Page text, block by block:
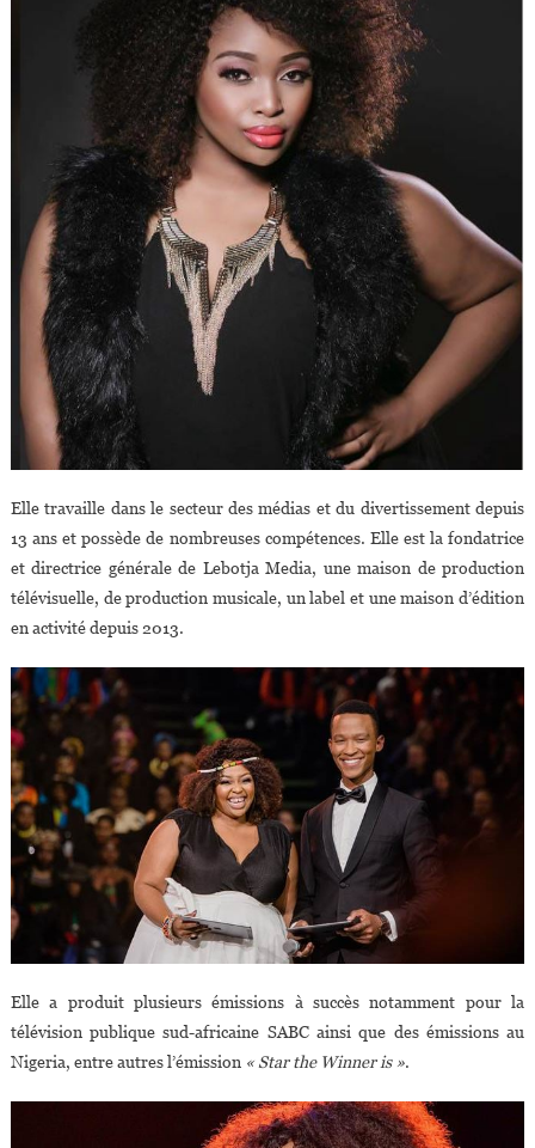
Elle travaille dans le secteur des médias et du divertissement depuis
13 ans et possède de nombreuses compétences. Elle est la fondatrice
et directrice générale de Lebotja Media, une maison de production
télévisuelle, de production musicale, un label et une maison d’édition
en activité depuis 2013.
Elle a produit plusieurs émissions à succès notamment pour la
télévision publique sud-africaine SABC ainsi que des émissions au
Nigeria, entre autres l’émission « Star the Winner is ».